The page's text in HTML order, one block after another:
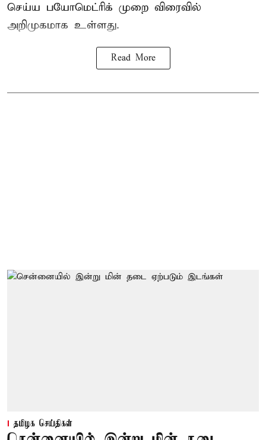
செய்ய பயோமெட்ரிக் முறை விரைவில்
அறிமுகமாக உள்ளது.
Read More
தமிழக செய்திகள்